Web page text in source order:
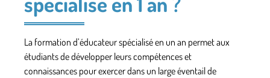
La formation d’éducateur spécialisé en un an permet aux
étudiants de développer leurs compétences et
connaissances pour exercer dans un large éventail de